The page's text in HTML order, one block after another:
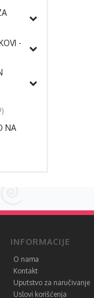
-
NA
INFORMACIJE
O nama
Kontakt
Uputstvo za naručivanje
Uslovi korišćenja